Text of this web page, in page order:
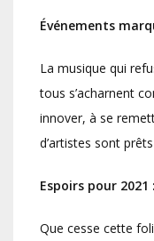
Événements
La musique qui
tous s’acharnent
innover, à se
d’artistes sont
Espoirs pour 2021 :
Que cesse cette